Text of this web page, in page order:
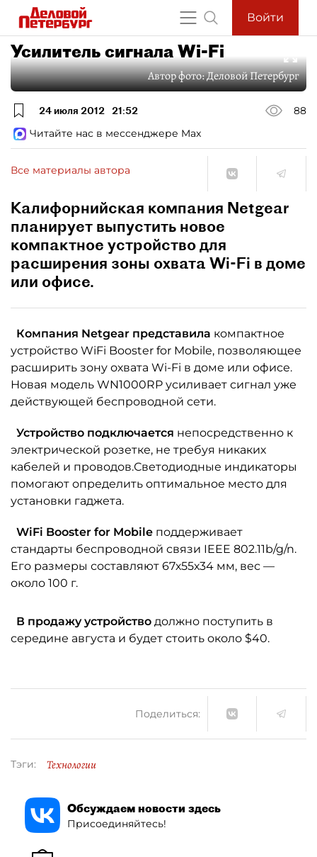
Войти
Усилитель сигнала Wi-Fi
Автор фото:Деловой Петербург
24 июля 2012 21:52
88
Читайте нас в мессенджере Max
Все материалы автора
Калифорнийская компания Netgear
планирует выпустить новое
компактное устройство для
расширения зоны охвата Wi-Fi в доме
или офисе.
Компания Netgear представила компактное
устройство WiFi Booster for Mobile, позволяющее
расширить зону охвата Wi-Fi в доме или офисе.
Новая модель WN1000RP усиливает сигнал уже
действующей беспроводной сети.
Устройство подключается непосредственно к
электрической розетке, не требуя никаких
кабелей и проводов.Светодиодные индикаторы
помогают определить оптимальное место для
установки гаджета.
WiFi Booster for Mobile поддерживает
стандарты беспроводной связи IEEE 802.11b/g/n.
Его размеры составляют 67х55х34 мм, вес —
около 100 г.
В продажу устройство должно поступить в
середине августа и будет стоить около $40.
Поделиться:
Тэги: Технологии
Обсуждаем новости здесь
Присоединяйтесь!